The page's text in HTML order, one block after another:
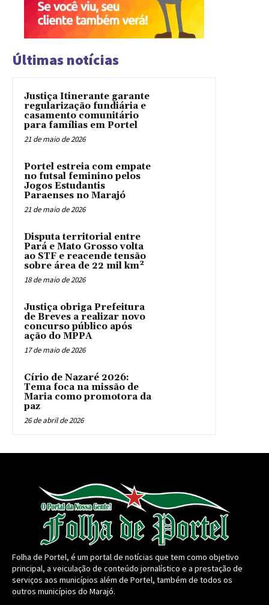
Últimas notícias
Justiça Itinerante garante
regularização fundiária e
casamento comunitário
para famílias em Portel
21 de maio de 2026
Portel estreia com empate
no futsal feminino pelos
Jogos Estudantis
Paraenses no Marajó
21 de maio de 2026
Disputa territorial entre
Pará e Mato Grosso volta
ao STF e reacende tensão
sobre área de 22 mil km²
18 de maio de 2026
Justiça obriga Prefeitura
de Breves a realizar novo
concurso público após
ação do MPPA
17 de maio de 2026
Círio de Nazaré 2026:
Tema foca na missão de
Maria como promotora da
paz
26 de abril de 2026
Folha de Portel, é um portal de notícias que tem como objetivo
principal, a veiculação de conteúdo jornalístico e a prestação de
serviços aos municípios além de Portel, também de todos os
outros municípios do Marajó.